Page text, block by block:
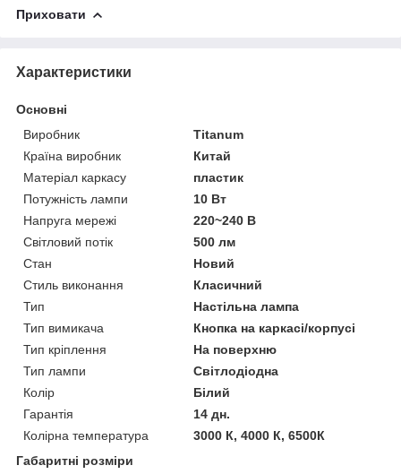
Приховати
Характеристики
Основні
Виробник
Titanum
Країна виробник
Китай
Матеріал каркасу
пластик
Потужність лампи
10 Вт
Напруга мережі
220~240 В
Світловий потік
500 лм
Стан
Новий
Стиль виконання
Класичний
Тип
Настільна лампа
Тип вимикача
Кнопка на каркасі/корпусі
Тип кріплення
На поверхню
Тип лампи
Світлодіодна
Колір
Білий
Гарантія
14 дн.
Колірна температура
3000 К, 4000 К, 6500К
Габаритні розміри